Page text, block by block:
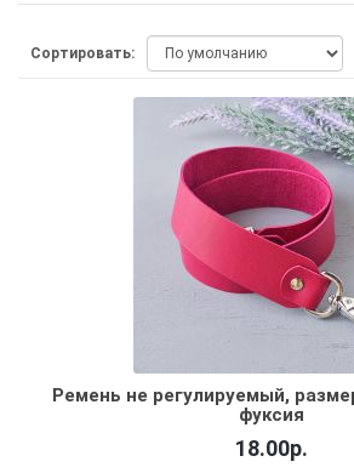
Сортировать:
Ремень не регулируемый,
фуксия
18.00р.